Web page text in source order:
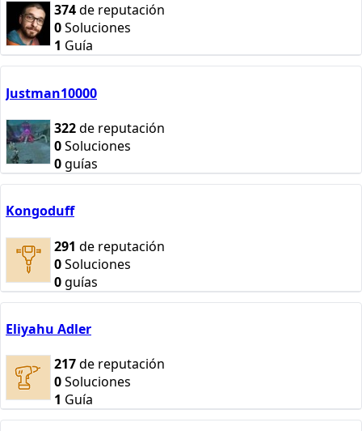
374de reputación
0Soluciones
1 Guía
Justman10000
322de reputación
0Soluciones
0guías
Kongoduff
291 de reputación
0Soluciones
0guías
Eliyahu Adler
217de reputación
0Soluciones
1 Guía